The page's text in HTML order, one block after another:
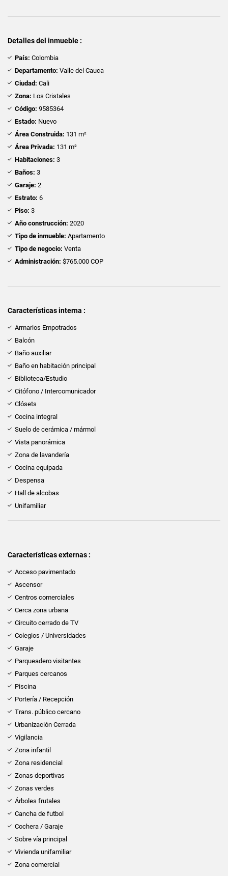
Detalles del inmueble :
País: Colombia
Departamento: Valle del Cauca
Ciudad: Cali
Zona: Los Cristales
Código: 9585364
Estado: Nuevo
Área Construida: 131 m²
Área Privada: 131 m²
Habitaciones: 3
Baños: 3
Garaje: 2
Estrato: 6
Piso: 3
Año construcción: 2020
Tipo de inmueble: Apartamento
Tipo de negocio: Venta
Administración: $765.000 COP
Características interna :
Armarios Empotrados
Balcón
Baño auxiliar
Baño en habitación principal
Biblioteca/Estudio
Citófono / Intercomunicador
Clósets
Cocina integral
Suelo de cerámica / mármol
Vista panorámica
Zona de lavandería
Cocina equipada
Despensa
Hall de alcobas
Unifamiliar
Características externas :
Acceso pavimentado
Ascensor
Centros comerciales
Cerca zona urbana
Circuito cerrado de TV
Colegios / Universidades
Garaje
Parqueadero visitantes
Parques cercanos
Piscina
Portería / Recepción
Trans. público cercano
Urbanización Cerrada
Vigilancia
Zona infantil
Zona residencial
Zonas deportivas
Zonas verdes
Árboles frutales
Cancha de futbol
Cochera / Garaje
Sobre vía principal
Vivienda unifamiliar
Zona comercial